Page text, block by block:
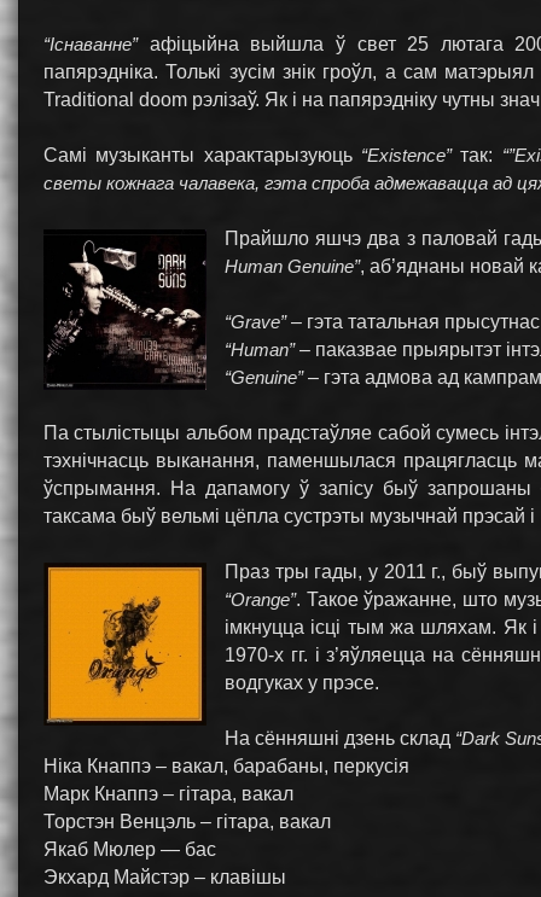
“Існаванне”афіцыйна выйшла ў свет 25 лютага
папярэдніка. Толькі зусім знік гроўл, а сам
Traditional doom рэлізаў. Як і на папярэдніку чутны
Самі музыканты характарызуюць “Existence”так:
светы кожнага чалавека, гэта спроба адмежавацца ад
Прайшло яшчэ два з паловай
Human Genuine”, аб’яднаны новай
“Grave”– гэта татальная
“Human”– паказвае прыярытэт
“Genuine”– гэта адмова ад
Па стылістыцы альбом прадстаўляе сабой сумесь
тэхнічнасць выканання, паменшылася працягласць
ўспрымання. На дапамогу ў запісу быў запрошаны
таксама быў вельмі цёпла сустрэты музычнай прэсай і
Праз тры гады, у 2011 г., быў
“Orange”. Такое ўражанне, што
імкнуцца ісці тым жа шляхам. Як і
1970-х гг. і з’яўляецца на
водгуках у прэсе.
На сённяшні дзень склад “Dark
Ніка Кнаппэ – вакал, барабаны, перкусія
Марк Кнаппэ – гітара, вакал
Торстэн Венцэль – гітара, вакал
Якаб Мюлер — бас
Экхард Майстэр – клавішы